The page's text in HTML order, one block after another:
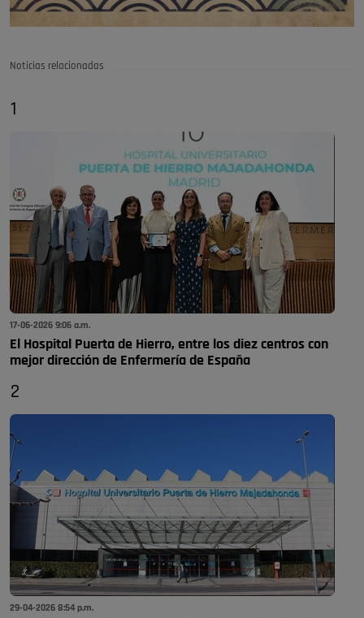
Noticias relacionadas
1
17-06-2026 9:06 a.m.
El Hospital Puerta de Hierro, entre los diez centros con
mejor dirección de Enfermería de España
2
29-04-2026 8:54 p.m.